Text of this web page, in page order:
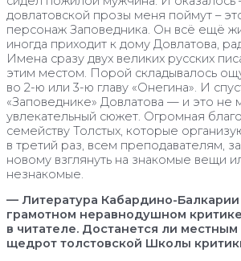
довлатовской прозы меня поймут –
персонаж Заповедника. Он всё ещё
иногда приходит к дому Довлатова,
Имена сразу двух великих русских
этим местом. Порой складывалось
во 2-ю или 3-ю главу «Онегина». И
«Заповеднике» Довлатова — и это не
увлекательный сюжет. Огромная
семейству Толстых, которые
в третий раз, всем преподавателям,
новому взглянуть на знакомые вещи
незнакомые.
— Литература Кабардино-Балкарии
грамотном неравнодушном
в читателе. Достанется ли местным
щедрот толстовской Школы